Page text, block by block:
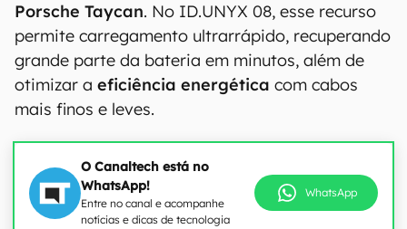
Porsche Taycan. No ID.UNYX 08, esse recurso
permite carregamento ultrarrápido, recuperando
grande parte da bateria em minutos, além de
otimizar a eficiência energética com cabos
mais finos e leves.
O Canaltech está no
WhatsApp!
Entre no canal e acompanhe
notícias e dicas de tecnologia
WhatsApp